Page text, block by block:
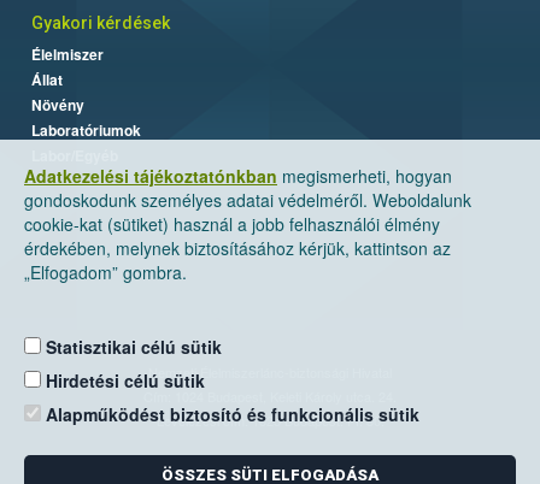
Adatkezelési tájékoztatónkban megismerheti, hogyan
gondoskodunk személyes adatai védelméről. Weboldalunk
cookie-kat (sütiket) használ a jobb felhasználói élmény
érdekében, melynek biztosításához kérjük, kattintson az
„Elfogadom” gombra.
Statisztikai célú sütik
Hirdetési célú sütik
Alapműködést biztosító és funkcionális sütik
ÖSSZES SÜTI ELFOGADÁSA
Gyakori kérdések
Élelmiszer
Állat
Növény
Laboratóriumok
Nemzeti Élelmiszerlánc-biztonsági Hivatal
Levelezési cím: 1525 Budapest. Pf. 30.